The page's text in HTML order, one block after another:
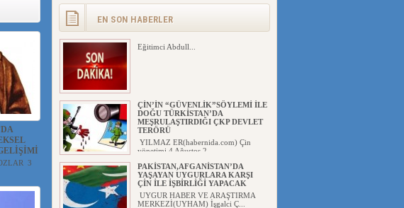
3
EN SON HABERLER
Eğitimci Abdull...
ÇİN’İN “GÜVENLİK”SÖYLEMİ İLE
DOĞU TÜRKİSTAN’DA
MEŞRULAŞTIRDIĞI ÇKP DEVLET
TERÖRÜ
YILMAZ ER(habernida.com) Çin
yönetimi 4 Ağustos 2...
PAKİSTAN,AFGANİSTAN’DA
YAŞAYAN UYGURLARA KARŞI
ÇİN İLE İŞBİRLİĞİ YAPACAK
UYGUR HABER VE ARAŞTIRMA
MERKEZİ(UYHAM) İşgalci Ç...